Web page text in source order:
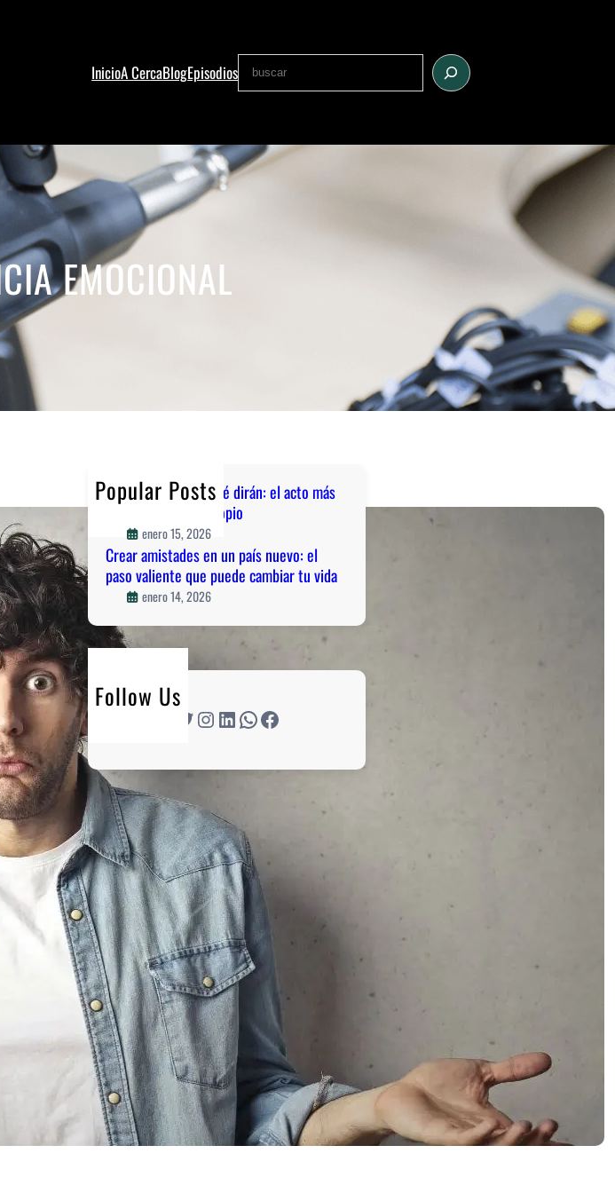
InicioA CercaBlogEpisodios Buscar
EMOCIONAL
Popular Posts
Vivir sin miedo al qué dirán: el acto más
valiente de amor propio
enero 15, 2026
Crear amistades en un país nuevo: el
paso valiente que puede cambiar tu vida
enero 14, 2026
Follow Us
Instagram LinkedIn WhatsApp Facebook